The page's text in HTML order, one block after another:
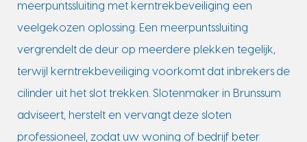
meerpuntssluiting met kerntrekbeveiliging een
veelgekozen oplossing. Een meerpuntssluiting
vergrendelt de deur op meerdere plekken tegelijk,
terwijl kerntrekbeveiliging voorkomt dat inbrekers de
cilinder uit het slot trekken. Slotenmaker in Brunssum
adviseert, herstelt en vervangt deze sloten
professioneel, zodat uw woning of bedrijf beter